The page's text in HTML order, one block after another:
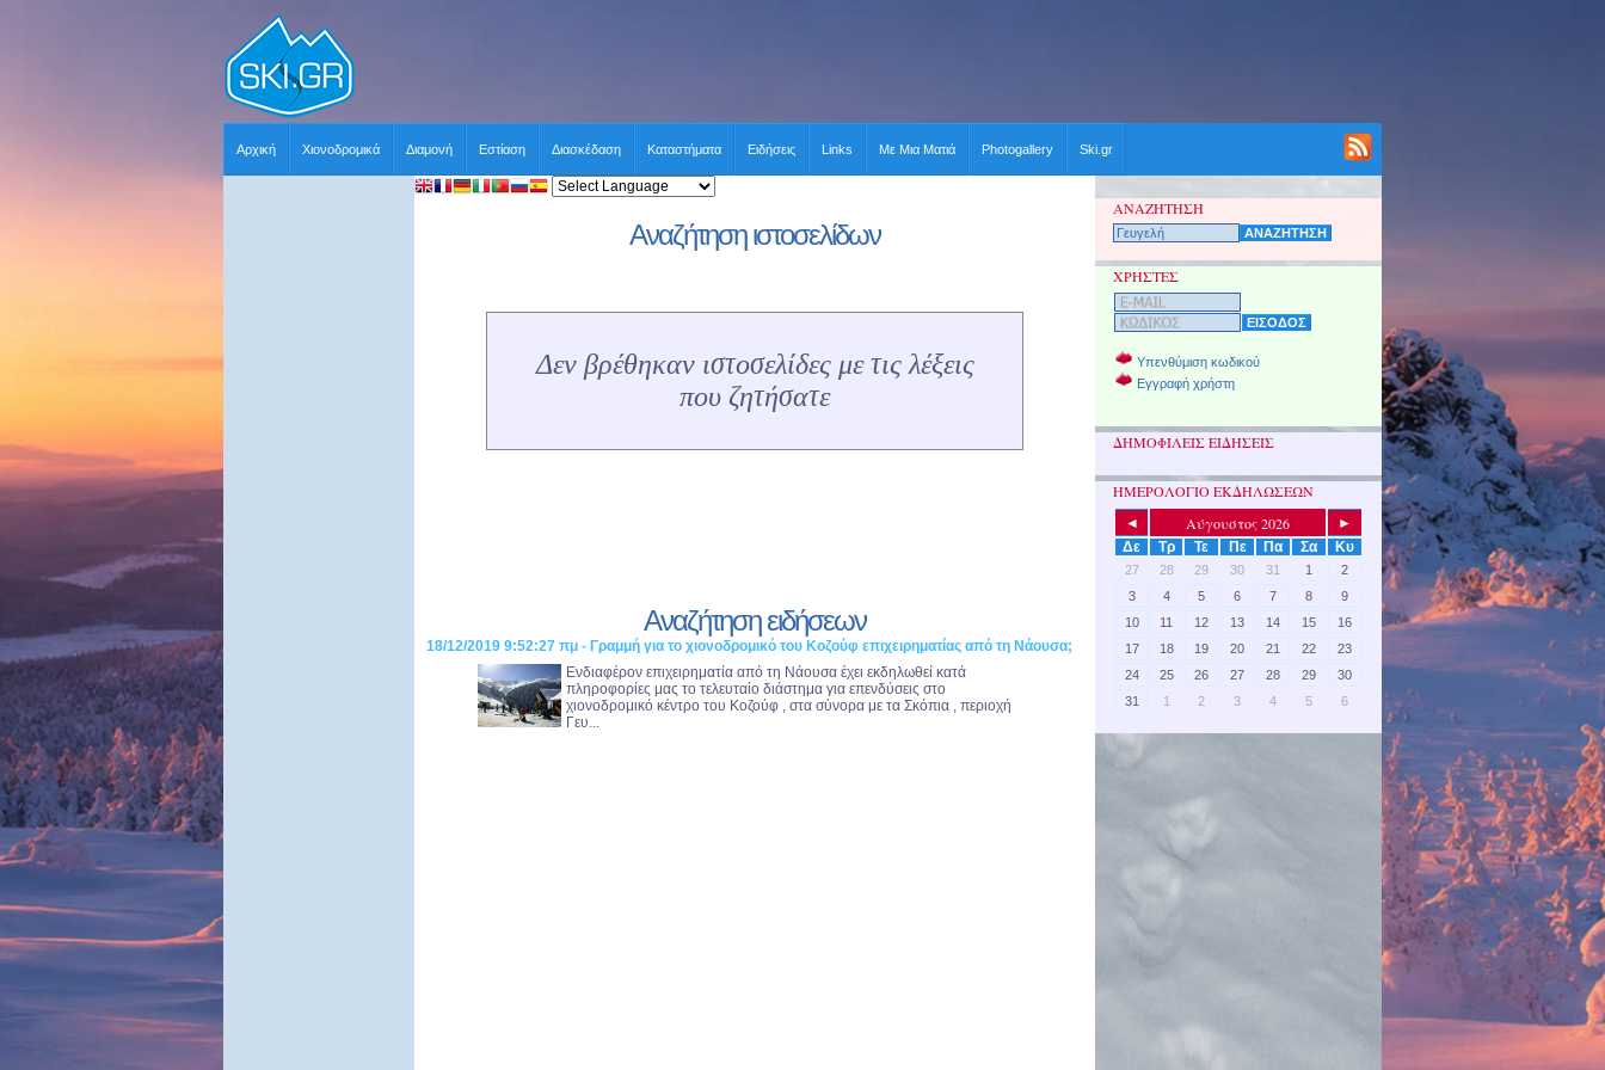
Αρχική Χιονοδρομικά Διαμονή Εστίαση Διασκέδαση Καταστήματα Ειδήσεις Links Με Μια Ματιά Photogallery Ski.gr
Αναζήτηση ιστοσελίδων
Δεν βρέθηκαν ιστοσελίδες με τις λέξεις
που ζητήσατε
Αναζήτηση ειδήσεων
18/12/2019 9:52:27 πμ - Γραμμή για το χιονοδρομικό του Κοζούφ επιχειρηματίας από τη Νάουσα;
Ενδιαφέρον επιχειρηματία από τη Νάουσα έχει εκδηλωθεί κατά
πληροφορίες μας το τελευταίο διάστημα για επενδύσεις στο
χιονοδρομικό κέντρο του Κοζούφ , στα σύνορα με τα Σκόπια , περιοχή
Γευ...
ΑΝΑΖΗΤΗΣΗ
ΧΡΗΣΤΕΣ
Υπενθύμιση κωδικού
Εγγραφή χρήστη
ΔΗΜΟΦΙΛΕΙΣ ΕΙΔΗΣΕΙΣ
ΗΜΕΡΟΛΟΓΙΟ ΕΚΔΗΛΩΣΕΩΝ
◄ Αύγουστος 2026
►
Δε
Τρ Τε Πε Πα Σα Κυ
27 28 29 30 31 1
2
3
4 5 6 7 8
9
10
11 12 13 14 15
16
17
18 19 20 21 22
23
24
25 26 27 28 29
30
31
1 2 3 4 5 6